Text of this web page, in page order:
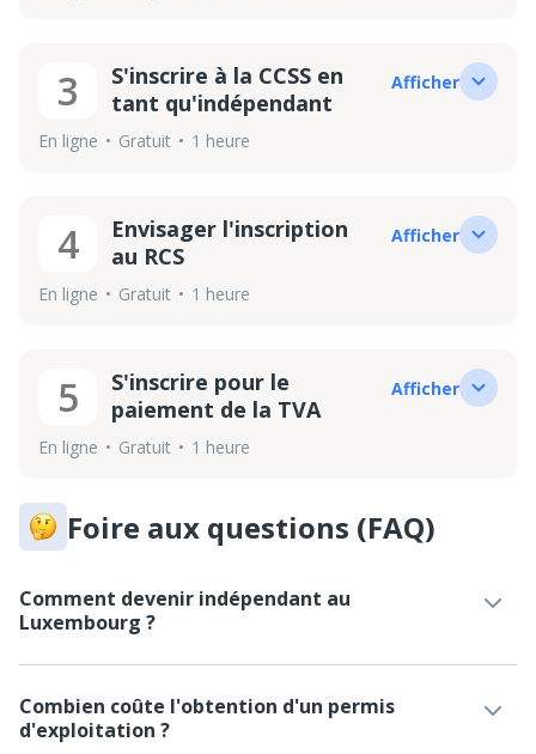
3
S'inscrire à la CCSS en
tant qu'indépendant
En ligne Gratuit 1 heure
Afficher
4
Envisager l'inscription
au RCS
En ligne Gratuit 1 heure
Afficher
5
S'inscrire pour le
paiement de la TVA
En ligne Gratuit 1 heure
Afficher
Foire aux questions (FAQ)
Comment devenir indépendant au
Luxembourg ?
Combien coûte l'obtention d'un permis
d'exploitation ?